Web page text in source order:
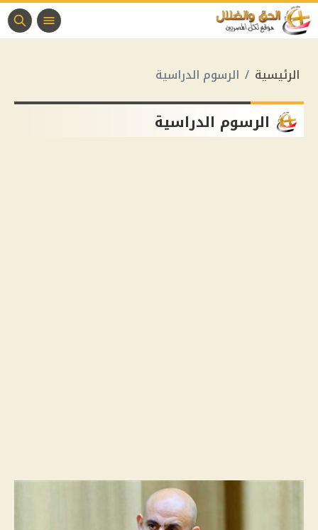
الرئيسية الرسوم الدراسية
الرسوم الدراسية